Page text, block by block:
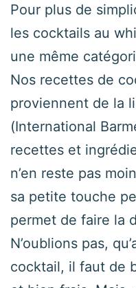
Pour plus de
les cocktails au
une même
Nos recettes de
proviennent de la
(International
recettes et
n’en reste pas
sa petite touche
permet de faire la
N’oublions pas,
cocktail, il faut de